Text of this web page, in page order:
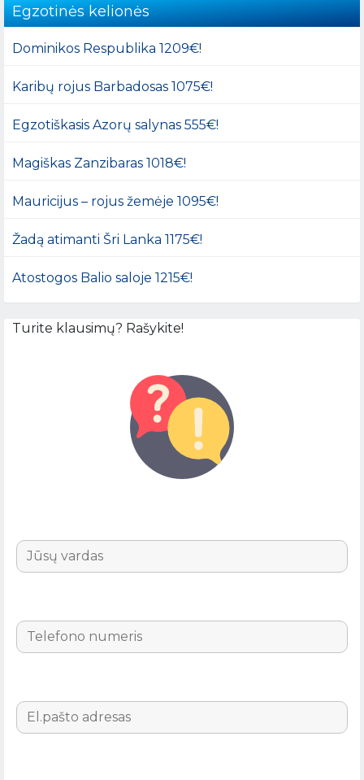
Egzotinės kelionės
Dominikos Respublika 1209€!
Karibų rojus Barbadosas 1075€!
Egzotiškasis Azorų salynas 555€!
Magiškas Zanzibaras 1018€!
Mauricijus – rojus žemėje 1095€!
Žadą atimanti Šri Lanka 1175€!
Atostogos Balio saloje 1215€!
Turite klausimų? Rašykite!